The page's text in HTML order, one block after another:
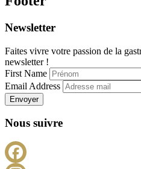
Newsletter
Faites vivre votre passion de la
newsletter !
First Name
Email Address
Envoyer
Nous suivre